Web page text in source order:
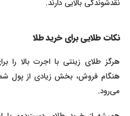
نقدشوندگی بالایی دارند.
نکات طلایی برای خرید طلا
هرگز طلای زینتی با اجرت بالا را برای
هنگام فروش، بخش زیادی از پول شما
می‌رود.